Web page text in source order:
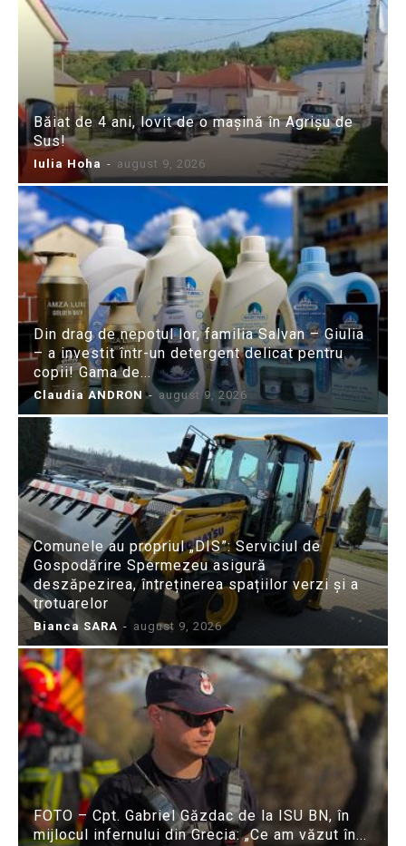
Băiat de 4 ani, lovit de o mașină în Agrișu de
Sus!
Iulia Hoha - august 9, 2026
Din drag de nepotul lor, familia Salvan – Giulia
– a investit într-un detergent delicat pentru
copii! Gama de...
Claudia ANDRON - august 9, 2026
Comunele au propriul „DIS”: Serviciul de
Gospodărire Spermezeu asigură
deszăpezirea, întreținerea spațiilor verzi și a
trotuarelor
Bianca SARA - august 9, 2026
FOTO – Cpt. Gabriel Găzdac de la ISU BN, în
mijlocul infernului din Grecia: „Ce am văzut în...